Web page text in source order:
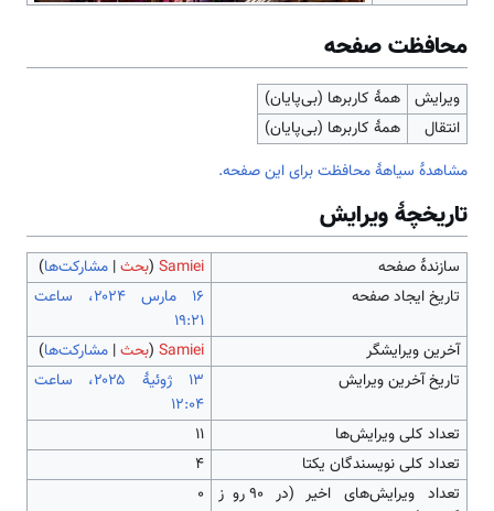
محافظت صفحه
ویرایش
همهٔ کاربرها (بی‌پایان)
انتقال
همهٔ کاربرها (بی‌پایان)
مشاهدۀ سیاهۀ محافظت برای این صفحه.
تاریخچۀ ویرایش
سازندۀ صفحه Samiei
(بحث| مشارکت‌ها)
تاریخ ایجاد صفحه
‏۱۶ مارس ۲۰۲۴، ساعت
۱۹:۲۱
آخرین ویرایشگر
Samiei
(بحث| مشارکت‌ها)
تاریخ آخرین ویرایش
‏۱۳ ژوئیهٔ ۲۰۲۵، ساعت
۱۲:۰۴
تعداد کلی ویرایش‌ها
۱۱
تعداد کلی نویسندگان یکتا
۴
تعداد ویرایش‌های اخیر (در ۹۰ روز ۰